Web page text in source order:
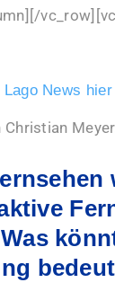
News
Christian